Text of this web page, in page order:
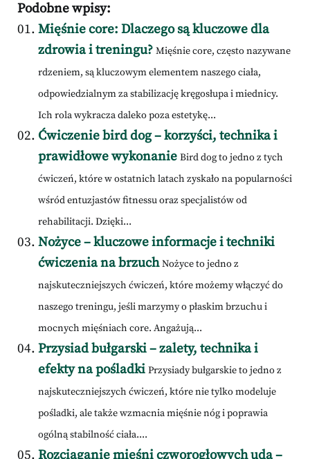
Podobne wpisy:
Mięśnie core: Dlaczego są kluczowe dla
zdrowia i treningu? Mięśnie core, często nazywane
rdzeniem, są kluczowym elementem naszego ciała,
odpowiedzialnym za stabilizację kręgosłupa i miednicy.
Ich rola wykracza daleko poza estetykę...
Ćwiczenie bird dog – korzyści, technika i
prawidłowe wykonanie Bird dog to jedno z tych
ćwiczeń, które w ostatnich latach zyskało na popularności
wśród entuzjastów fitnessu oraz specjalistów od
rehabilitacji. Dzięki...
Nożyce – kluczowe informacje i techniki
ćwiczenia na brzuch Nożyce to jedno z
najskuteczniejszych ćwiczeń, które możemy włączyć do
naszego treningu, jeśli marzymy o płaskim brzuchu i
mocnych mięśniach core. Angażują...
Przysiad bułgarski – zalety, technika i
efekty na pośladki Przysiady bułgarskie to jedno z
najskuteczniejszych ćwiczeń, które nie tylko modeluje
pośladki, ale także wzmacnia mięśnie nóg i poprawia
ogólną stabilność ciała....
Rozciąganie mięśni czworogłowych uda –